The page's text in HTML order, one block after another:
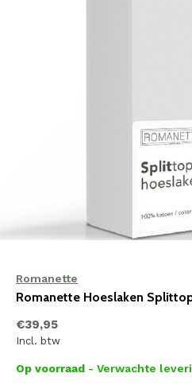
Romanette
Romanette Hoeslaken
€39,95
Incl. btw
Op voorraad - Verwachte